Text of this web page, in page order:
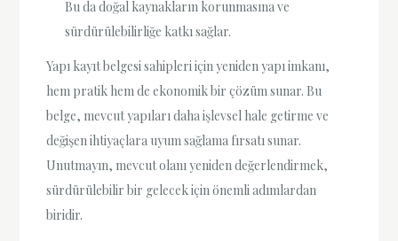
Bu da doğal kaynakların korunmasına ve
sürdürülebilirliğe katkı sağlar.
Yapı kayıt belgesi sahipleri için yeniden yapı imkanı,
hem pratik hem de ekonomik bir çözüm sunar. Bu
belge, mevcut yapıları daha işlevsel hale getirme ve
değişen ihtiyaçlara uyum sağlama fırsatı sunar.
Unutmayın, mevcut olanı yeniden değerlendirmek,
sürdürülebilir bir gelecek için önemli adımlardan
biridir.